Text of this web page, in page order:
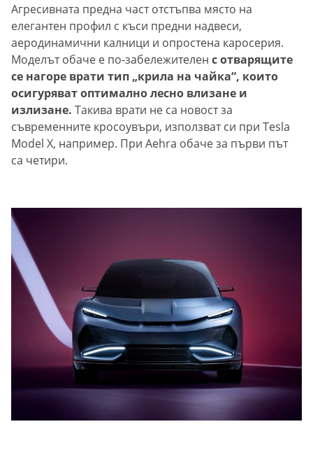
Агресивната предна част отстъпва място на
елегантен профил с къси предни надвеси,
аеродинамични калници и опростена каросерия.
Моделът обаче е по-забележителен с отварящите
се нагоре врати тип „крила на чайка“, които
осигуряват оптимално лесно влизане и
излизане. Такива врати не са новост за
съвременните кросоувъри, използват си при Tesla
Model X, например. При Aehra обаче за първи път
са четири.